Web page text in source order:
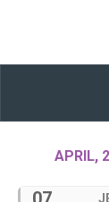
APRIL,